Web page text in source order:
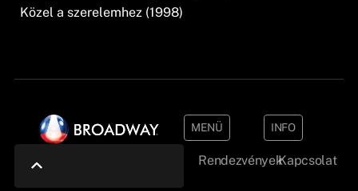
Közel a szerelemhez (1998)
MENÜ
Rendezvények
INFO
Kapcsolat